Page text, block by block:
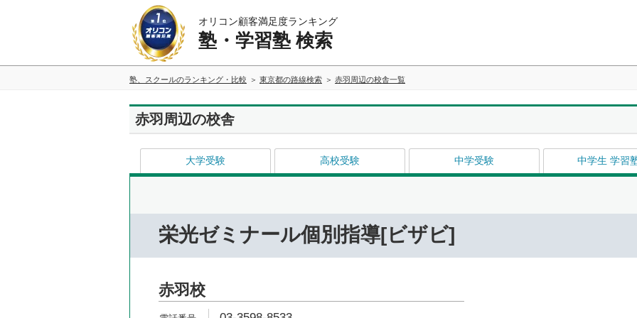
オリコン顧客満足度ランキング
塾・学習塾 検索
塾、スクールのランキング・比較 東京都の路線検索 赤羽周辺の校舎一覧
赤羽周辺の校舎
大学受験 高校受験 中学受験 中学生 学習
栄光ゼミナール個別指導[ビザビ]
赤羽校